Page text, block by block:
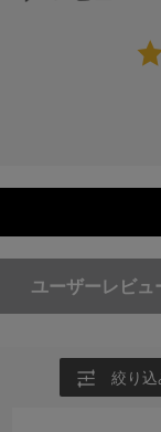
ユーザーレビュ
絞り込